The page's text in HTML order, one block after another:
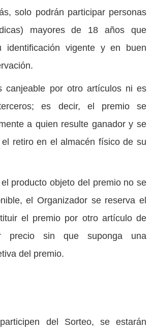
solo podrán participar personas
mayores de 18 años que
identificación vigente y en buen
canjeable por otro artículos ni es
es decir, el premio se
a quien resulte ganador y se
retiro en el almacén físico de su
producto objeto del premio no se
el Organizador se reserva el
el premio por otro artículo de
precio sin que suponga una
del premio.
del Sorteo, se estarán